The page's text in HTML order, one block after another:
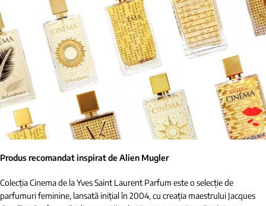
Produs recomandat inspirat de Alien Mugler
Colecția Cinema de la Yves Saint Laurent Parfum este o selecție de
parfumuri feminine, lansată inițial în 2004, cu creația maestrului Jacques